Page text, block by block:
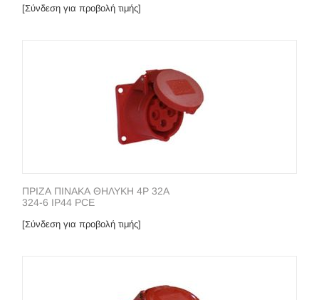
[Σύνδεση για προβολή τιμής]
ΠΡΙΖΑ ΠΙΝΑΚΑ ΘΗΛΥΚΗ 4P 32A
324-6 IP44 PCE
[Σύνδεση για προβολή τιμής]